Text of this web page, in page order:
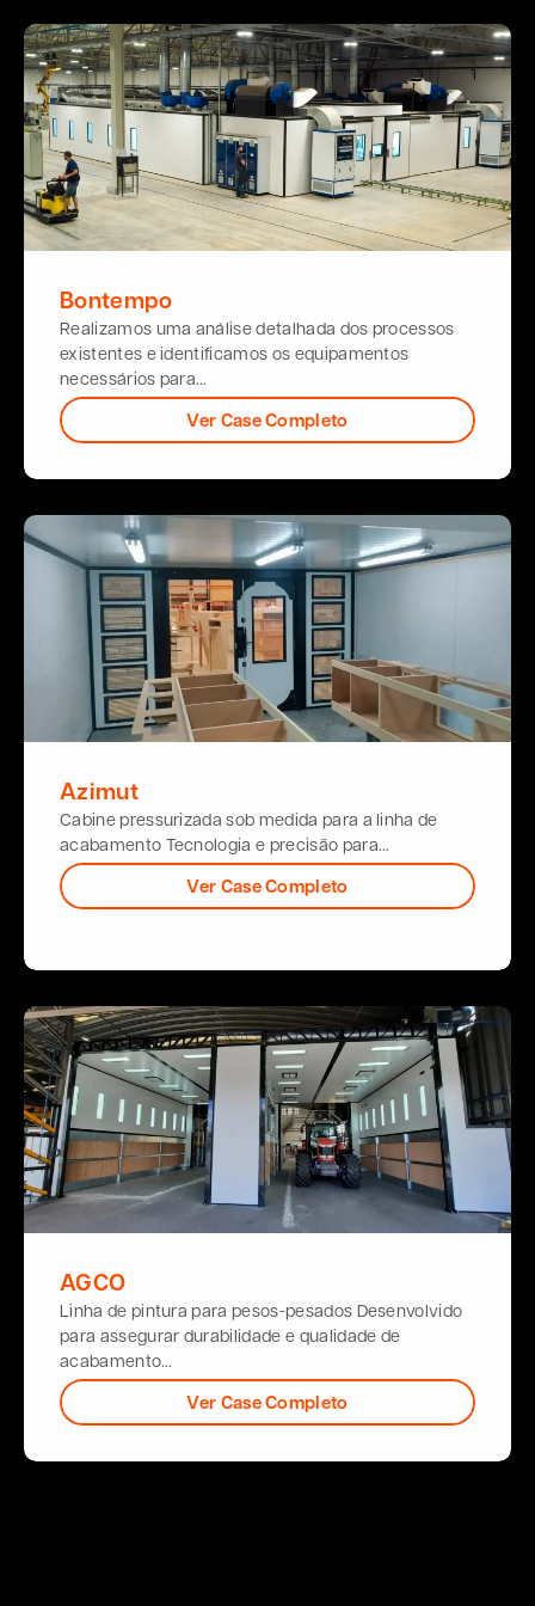
Bontempo
Realizamos uma análise detalhada dos processos
existentes e identificamos os equipamentos
necessários para…
Ver Case Completo
Azimut
Cabine pressurizada sob medida para a linha de
acabamento Tecnologia e precisão para…
Ver Case Completo
AGCO
Linha de pintura para pesos-pesados Desenvolvido
para assegurar durabilidade e qualidade de
acabamento…
Ver Case Completo